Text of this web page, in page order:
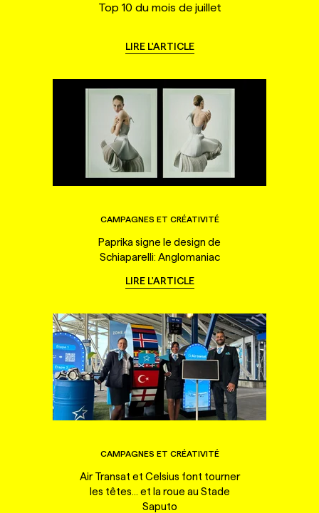
Top 10 du mois de juillet
LIRE L'ARTICLE
CAMPAGNES ET CRÉATIVITÉ
Paprika signe le design de
Schiaparelli: Anglomaniac
LIRE L'ARTICLE
CAMPAGNES ET CRÉATIVITÉ
Air Transat et Celsius font tourner
les têtes... et la roue au Stade
Saputo